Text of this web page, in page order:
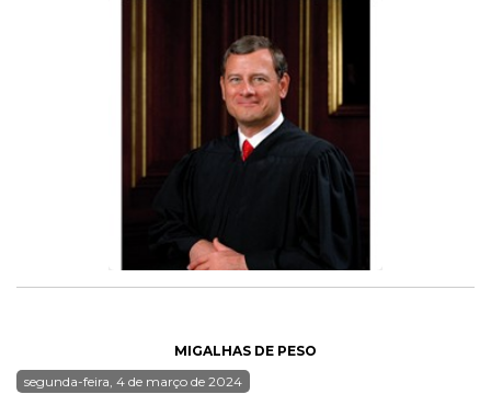
MIGALHAS DE PESO
segunda-feira, 4 de março de 2024